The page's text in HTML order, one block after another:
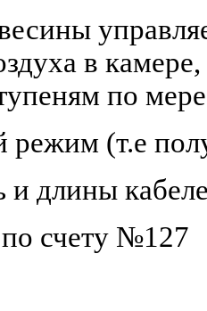
в
по
режим (т.е
и длины
счету №127